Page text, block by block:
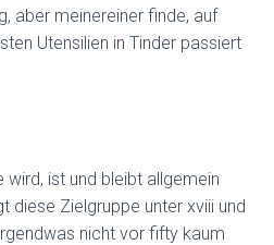
aber meinereiner finde, auf
Utensilien in Tinder passiert
wird, ist und bleibt allgemein
diese Zielgruppe unter xviii und
nicht vor fifty kaum